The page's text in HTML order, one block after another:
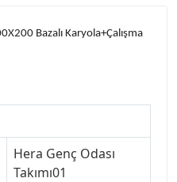
Bazalı Karyola+Çalışma
Hera Genç Odası
Takımı01